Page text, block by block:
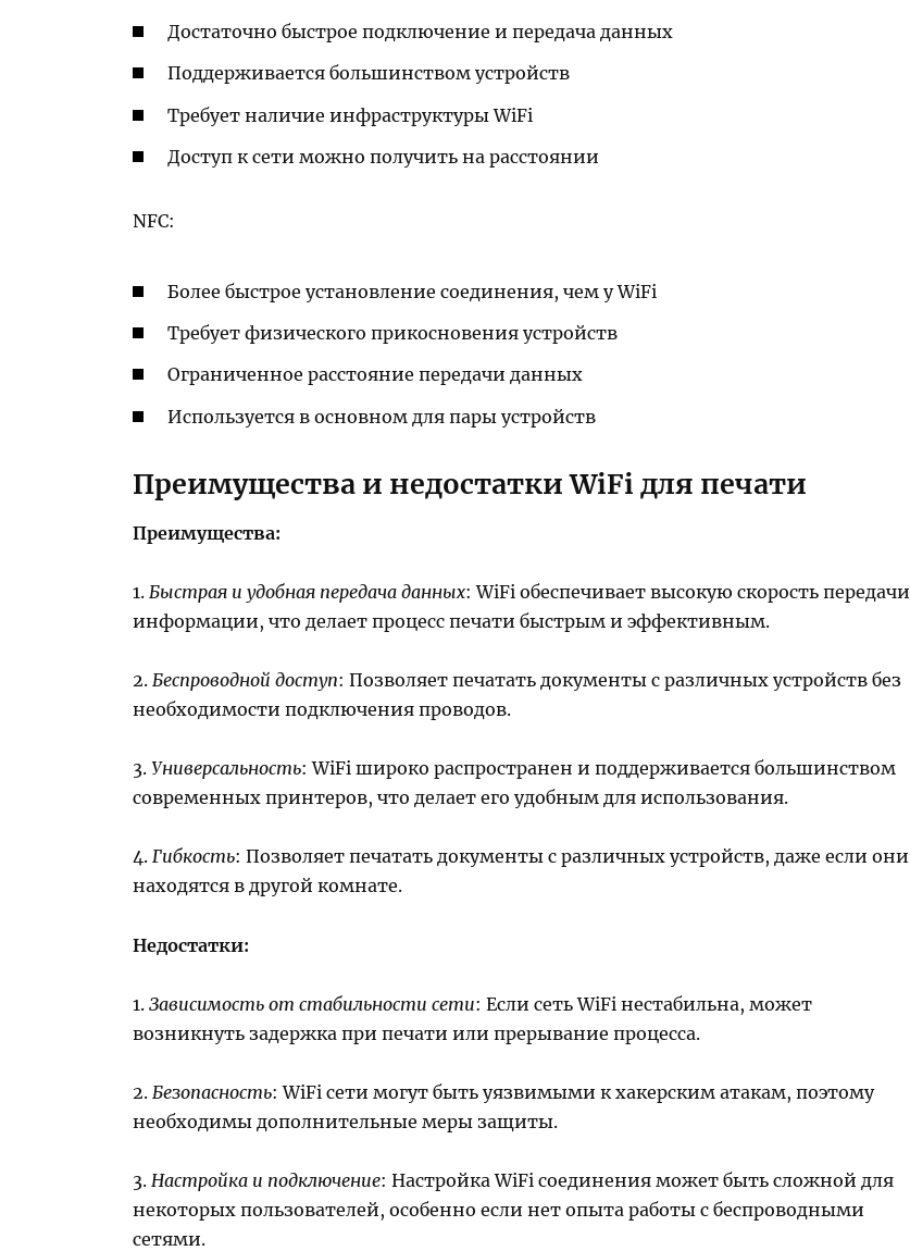
Достаточно быстрое подключение и передача данных
Поддерживается большинством устройств
Требует наличие инфраструктуры WiFi
Доступ к сети можно получить на расстоянии
NFC:
Более быстрое установление соединения, чем у WiFi
Требует физического прикосновения устройств
Ограниченное расстояние передачи данных
Используется в основном для пары устройств
Преимущества и недостатки WiFi для печати
Преимущества:
1. Быстрая и удобная передача данных: WiFi обеспечивает высокую скорость передачи
информации, что делает процесс печати быстрым и эффективным.
2. Беспроводной доступ: Позволяет печатать документы с различных устройств без
необходимости подключения проводов.
3. Универсальность: WiFi широко распространен и поддерживается большинством
современных принтеров, что делает его удобным для использования.
4. Гибкость: Позволяет печатать документы с различных устройств, даже если они
находятся в другой комнате.
Недостатки:
1. Зависимость от стабильности сети: Если сеть WiFi нестабильна, может
возникнуть задержка при печати или прерывание процесса.
2. Безопасность: WiFi сети могут быть уязвимыми к хакерским атакам, поэтому
необходимы дополнительные меры защиты.
3. Настройка и подключение: Настройка WiFi соединения может быть сложной для
некоторых пользователей, особенно если нет опыта работы с беспроводными
сетями.